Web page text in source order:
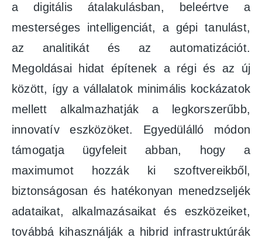
a digitális átalakulásban, beleértve a
mesterséges intelligenciát, a gépi tanulást,
az analitikát és az automatizációt.
Megoldásai hidat építenek a régi és az új
között, így a vállalatok minimális kockázatok
mellett alkalmazhatják a legkorszerűbb,
innovatív eszközöket. Egyedülálló módon
támogatja ügyfeleit abban, hogy a
maximumot hozzák ki szoftvereikből,
biztonságosan és hatékonyan menedzseljék
adataikat, alkalmazásaikat és eszközeiket,
továbbá kihasználják a hibrid infrastruktúrák